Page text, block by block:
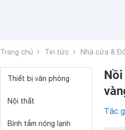
Trang chủ Tin tức Nhà cửa &
Thiết bị văn phòng
Nội thất
Bình tắm nóng lạnh
Tác